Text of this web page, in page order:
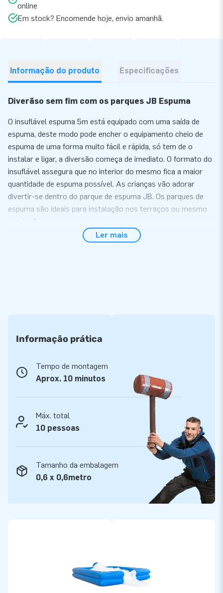
online
Em stock? Encomende hoje, envio amanhã.
Informação do produto Especificações
Diverãso sem fim com os parques JB Espuma
O insuflável espuma 5m está equipado com uma saída de
espuma, deste modo pode encher o equipamento cheio de
espuma de uma forma muito fácil e rápida, só tem de o
instalar e ligar, a diversão começa de imediato. O formato do
insuflável assegura que no interior do mesmo fica a maior
quantidade de espuma possível. As crianças vão adorar
divertir-se dentro do parque de espuma JB. Os parques de
espuma são ideais para instalação nos terraços ou mesmo
nos jardins.
máquina com água, adicione um pacote de JB Espuma,
misture, Simply fill the bubble machine with water, add 1 bag
pode começar. O tempo médio de diversão por cada receita
(1 pacote de pó + 70 litros de água) é de 30 a 60 minutos.
Quando a máquina da espuma ficar vazia, encha-a novamente
e reinicie a diversão. Diversão sem limites!
Ler mais
Informação prática
Tempo de montagem
Aprox. 10 minutos
Máx. total
10 pessoas
Tamanho da embalagem
0,6 x 0,6metro